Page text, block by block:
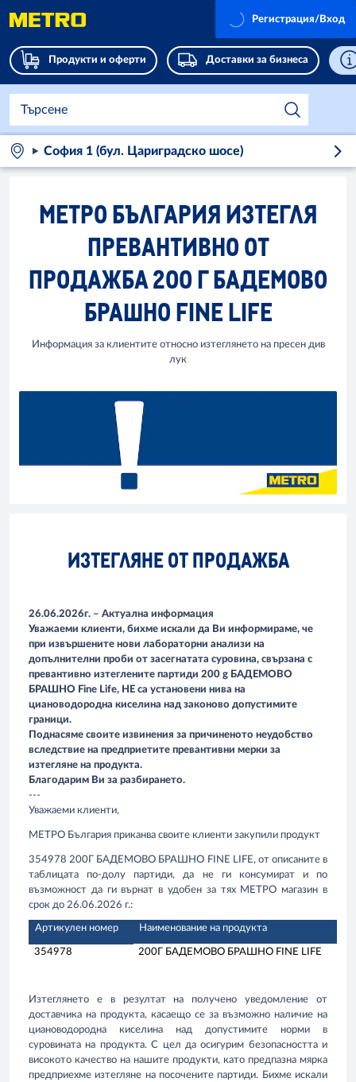
Продукти и оферти Доставки за бизнеса
Регистрация/Вход
София 1 (бул. Цариградско шосе)
МЕТРО БЪЛГАРИЯ ИЗТЕГЛЯ
ПРЕВАНТИВНО ОТ
ПРОДАЖБА 200 Г БАДЕМОВО
БРАШНО FINE LIFE
Информация за клиентите относно изтеглянето на пресен див
лук
ИЗТЕГЛЯНЕ ОТ ПРОДАЖБА
26.06.2026г. – Актуална информация
Уважаеми клиенти, бихме искали да Ви информираме, че
при извършените нови лабораторни анализи на
допълнителни проби от засегнатата суровина, свързана с
превантивно изтеглените партиди 200 g БАДЕМОВО
БРАШНО Fine Life, НЕ са установени нива на
циановодородна киселина над законово допустимите
граници.
Поднасяме своите извинения за причиненото неудобство
вследствие на предприетите превантивни мерки за
изтегляне на продукта.
Благодарим Ви за разбирането.
---
Уважаеми клиенти,
МЕТРО България приканва своите клиенти закупили продукт
354978 200Г БАДЕМОВО БРАШНО FINE LIFE, от описаните в
таблицата по-долу партиди, да не ги консумират и по
възможност да ги върнат в удобен за тях МЕТРО магазин в
срок до 26.06.2026 г.:
Артикулен номер Наименование на продукта
354978 200Г БАДЕМОВО БРАШНО FINE LIFE
Изтеглянето е в резултат на получено уведомление от
доставчика на продукта, касаещо се за възможно наличие на
циановодородна киселина над допустимите норми в
суровината на продукта. С цел да осигурим безопасността и
високото качество на нашите продукти, като предпазна мярка
предприехме изтегляне на посочените партиди. Бихме искали